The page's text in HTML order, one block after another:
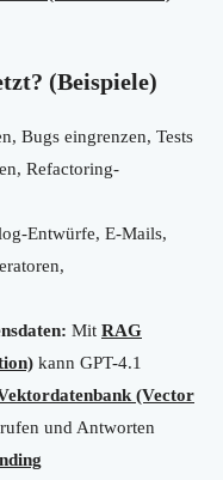
(Beispiele)
Bugs eingrenzen, Tests
Refactoring-
Entwürfe, E-Mails,
Mit RAG
kann GPT-4.1
(Vector
und Antworten